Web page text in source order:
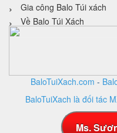
Gia công Balo Túi xách
Về Balo Túi Xách
BaloTuiXach.com -
BaloTuiXach là đối tác
Thiết kế
Ms.